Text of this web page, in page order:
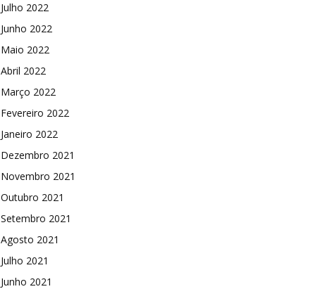
Julho 2022
Junho 2022
Maio 2022
Abril 2022
Março 2022
Fevereiro 2022
Janeiro 2022
Dezembro 2021
Novembro 2021
Outubro 2021
Setembro 2021
Agosto 2021
Julho 2021
Junho 2021